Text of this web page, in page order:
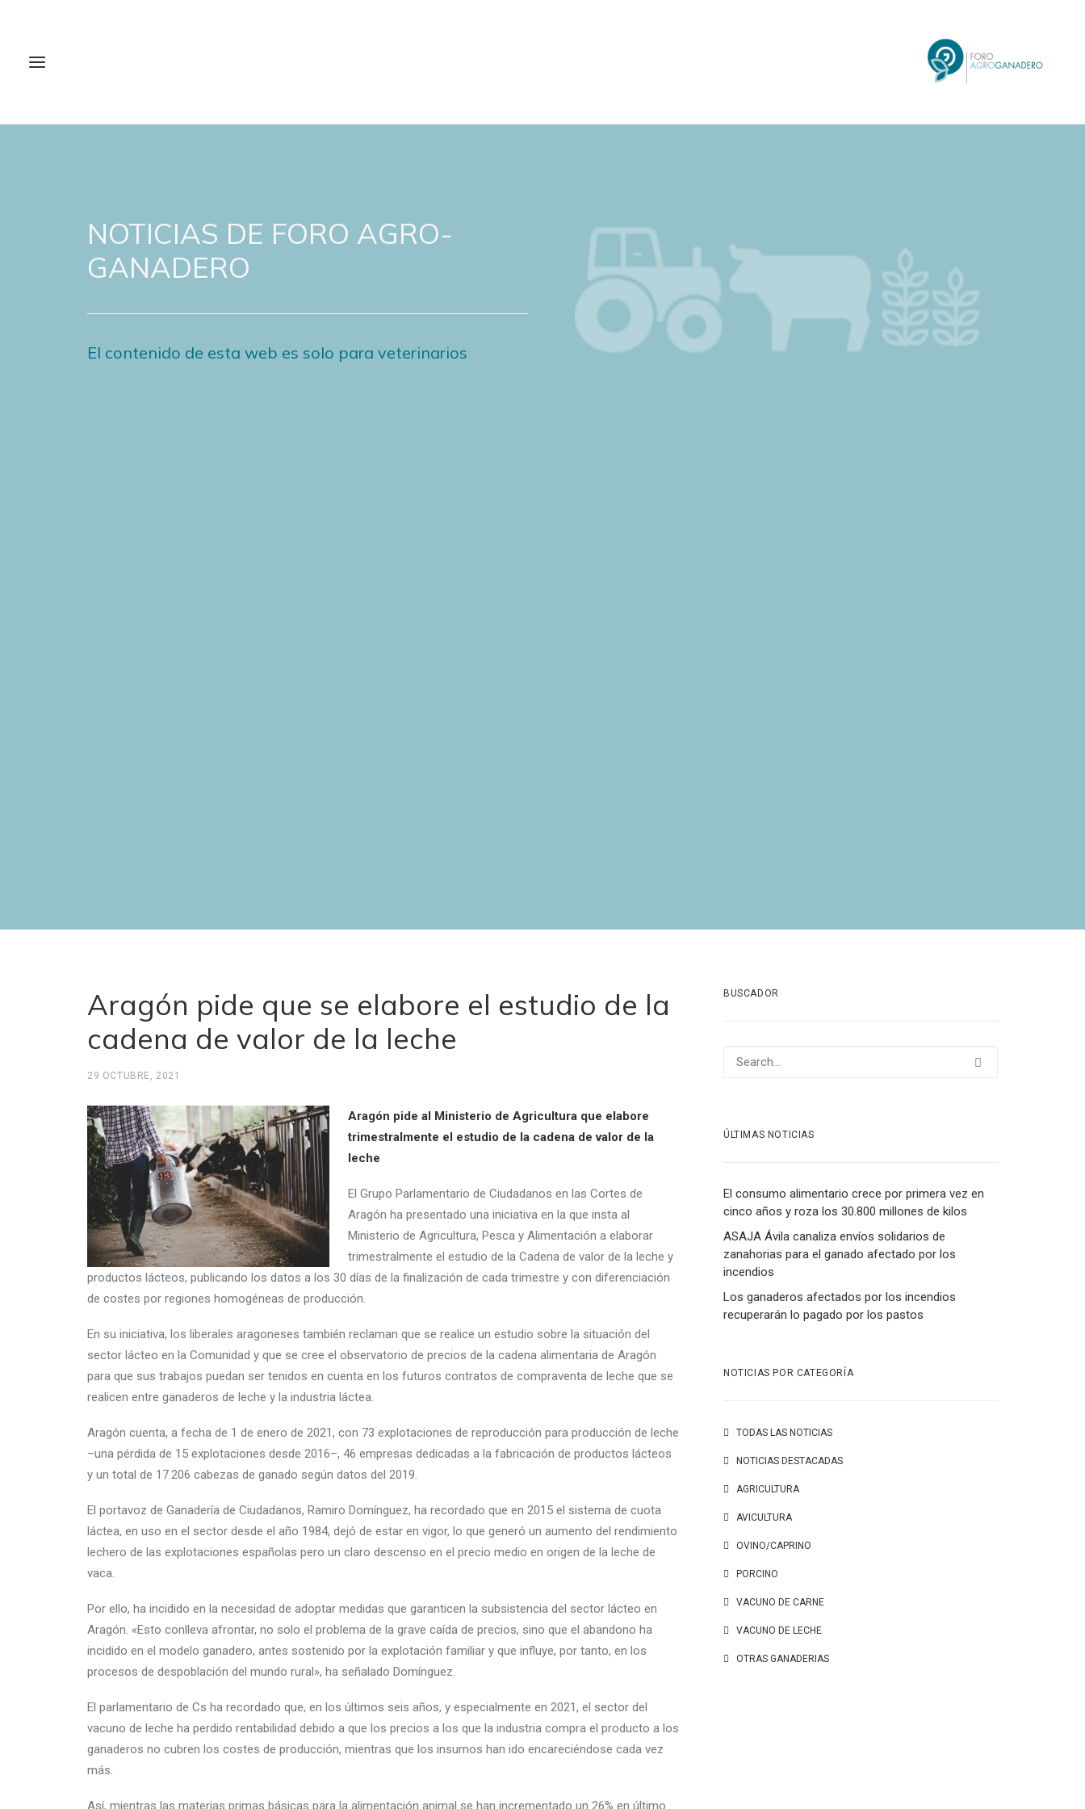
NOTICIAS DE FORO AGRO-
GANADERO
El contenido de esta web es solo para veterinarios
Aragón pide que se elabore el estudio de la
cadena de valor de la leche
29 OCTUBRE, 2021
Aragón pide al Ministerio de Agricultura que elabore
trimestralmente el estudio de la cadena de valor de la
leche
El Grupo Parlamentario de Ciudadanos en las Cortes de
Aragón ha presentado una iniciativa en la que insta al
Ministerio de Agricultura, Pesca y Alimentación a elaborar
trimestralmente el estudio de la Cadena de valor de la leche y
productos lácteos, publicando los datos a los 30 días de la finalización de cada trimestre y con diferenciación
de costes por regiones homogéneas de producción.
En su iniciativa, los liberales aragoneses también reclaman que se realice un estudio sobre la situación del
sector lácteo en la Comunidad y que se cree el observatorio de precios de la cadena alimentaria de Aragón
para que sus trabajos puedan ser tenidos en cuenta en los futuros contratos de compraventa de leche que se
realicen entre ganaderos de leche y la industria láctea.
Aragón cuenta, a fecha de 1 de enero de 2021, con 73 explotaciones de reproducción para producción de leche
–una pérdida de 15 explotaciones desde 2016–, 46 empresas dedicadas a la fabricación de productos lácteos
y un total de 17.206 cabezas de ganado según datos del 2019.
El portavoz de Ganadería de Ciudadanos, Ramiro Domínguez, ha recordado que en 2015 el sistema de cuota
láctea, en uso en el sector desde el año 1984, dejó de estar en vigor, lo que generó un aumento del rendimiento
lechero de las explotaciones españolas pero un claro descenso en el precio medio en origen de la leche de
vaca.
Por ello, ha incidido en la necesidad de adoptar medidas que garanticen la subsistencia del sector lácteo en
Aragón. «Esto conlleva afrontar, no solo el problema de la grave caída de precios, sino que el abandono ha
incidido en el modelo ganadero, antes sostenido por la explotación familiar y que influye, por tanto, en los
procesos de despoblación del mundo rural», ha señalado Domínguez.
El parlamentario de Cs ha recordado que, en los últimos seis años, y especialmente en 2021, el sector del
vacuno de leche ha perdido rentabilidad debido a que los precios a los que la industria compra el producto a los
ganaderos no cubren los costes de producción, mientras que los insumos han ido encareciéndose cada vez
más.
Así, mientras las materias primas básicas para la alimentación animal se han incrementado un 26% en último
BUSCADOR
ÚLTIMAS NOTICIAS
El consumo alimentario crece por primera vez en
cinco años y roza los 30.800 millones de kilos
ASAJA Ávila canaliza envíos solidarios de
zanahorias para el ganado afectado por los
incendios
Los ganaderos afectados por los incendios
recuperarán lo pagado por los pastos
NOTICIAS POR CATEGORÍA
TODAS LAS NOTICIAS
NOTICIAS DESTACADAS
AGRICULTURA
AVICULTURA
OVINO/CAPRINO
PORCINO
VACUNO DE CARNE
VACUNO DE LECHE
OTRAS GANADERIAS